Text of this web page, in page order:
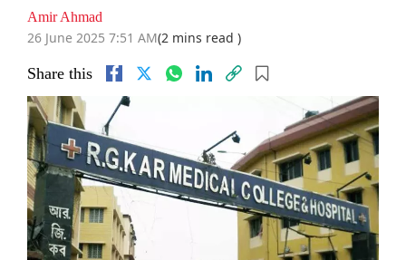
Amir Ahmad
26 June 2025 7:51 AM(2 mins read )
Share this